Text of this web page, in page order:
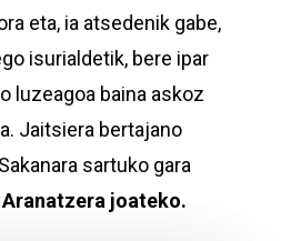
eta, ia atsedenik gabe,
isurialdetik, bere ipar
luzeagoa baina askoz
Jaitsiera bertajano
sartuko gara
joateko.